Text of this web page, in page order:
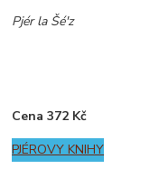
Pjér la Šé'z
Cena 372 Kč
PJÉROVY KNIHY